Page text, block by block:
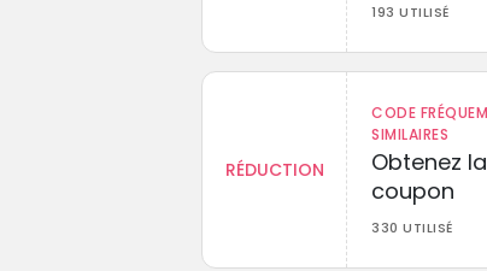
193 UTILISÉ
RÉDUCTION
CODE
SIMILAIRES
Obtenez
coupon
330 UTILISÉ